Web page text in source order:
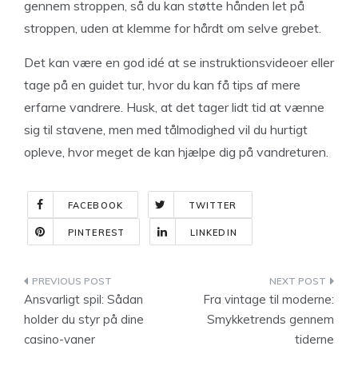
gennem stroppen, så du kan støtte hånden let på
stroppen, uden at klemme for hårdt om selve grebet.
Det kan være en god idé at se instruktionsvideoer eller
tage på en guidet tur, hvor du kan få tips af mere
erfarne vandrere. Husk, at det tager lidt tid at vænne
sig til stavene, men med tålmodighed vil du hurtigt
opleve, hvor meget de kan hjælpe dig på vandreturen.
FACEBOOK TWITTER
PINTEREST LINKEDIN
Indlægsnavigation
Ansvarligt spil: Sådan
holder du styr på dine
casino-vaner
Fra vintage til moderne:
Smykketrends gennem
tiderne